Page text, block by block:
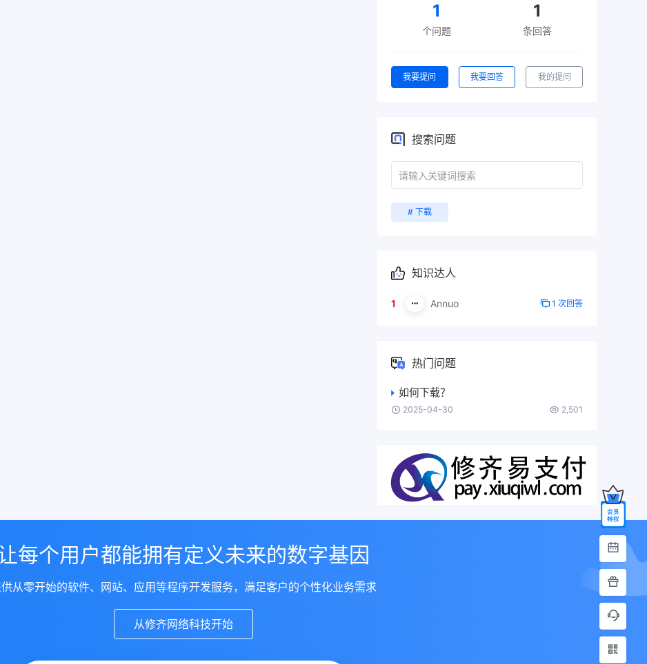
1
个问题
1
条回答
我要提问 我要回答 我的提问
搜索问题
# 下载
知识达人
1 Annuo 1 次回答
热门问题
如何下载？
2025-04-30 2,501
每个用户都能拥有定义未来的数字基因
从零开始的软件、网站、应用等程序开发服务，满足客户的个性化业务需求
从修齐网络科技开始